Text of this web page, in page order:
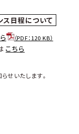
ス日程について
（PDF：120 KB）
こちら
せいたします。